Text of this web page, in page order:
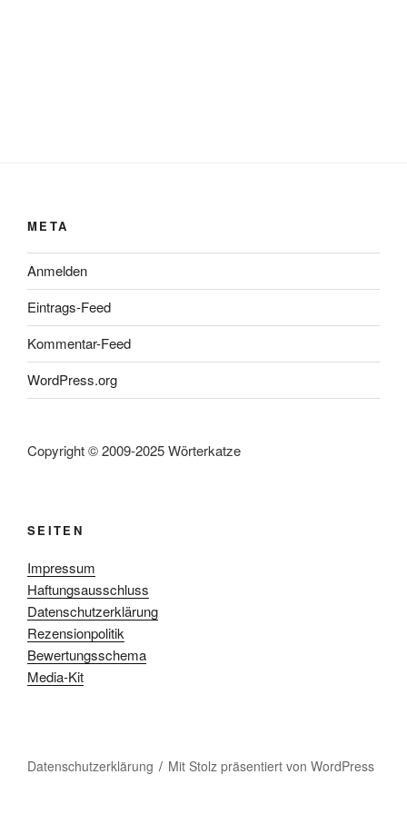
META
Anmelden
Eintrags-Feed
Kommentar-Feed
WordPress.org
Copyright © 2009-2025 Wörterkatze
SEITEN
Impressum
Haftungsausschluss
Datenschutzerklärung
Rezensionpolitik
Bewertungsschema
Media-Kit
Datenschutzerklärung Mit Stolz präsentiert von WordPress